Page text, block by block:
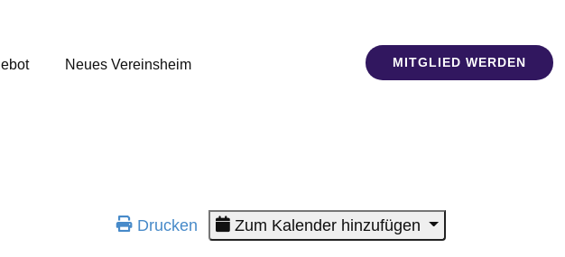
Neues Vereinsheim MITGLIED WERDEN
Drucken Zum Kalender hinzufügen